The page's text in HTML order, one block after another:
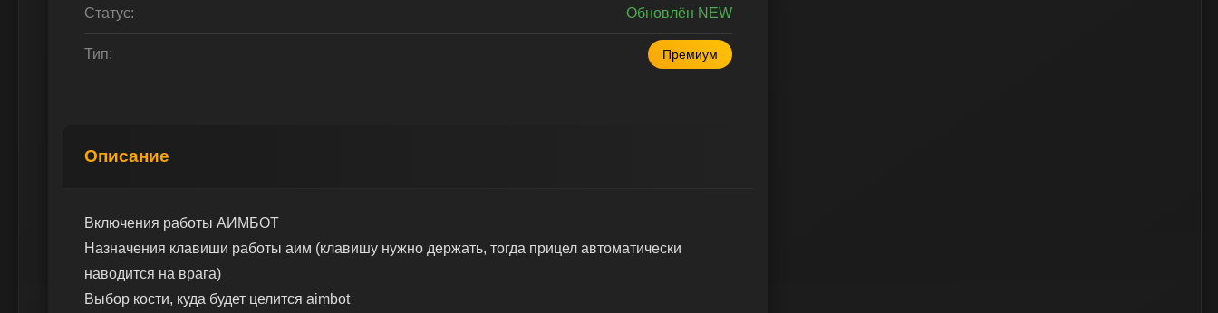
Статус: Обновлён NEW
Тип: Премиум
Описание
Включения работы АИМБОТ
Назначения клавиши работы аим (клавишу нужно держать, тогда прицел автоматически
наводится на врага)
Выбор кости, куда будет целится aimbot